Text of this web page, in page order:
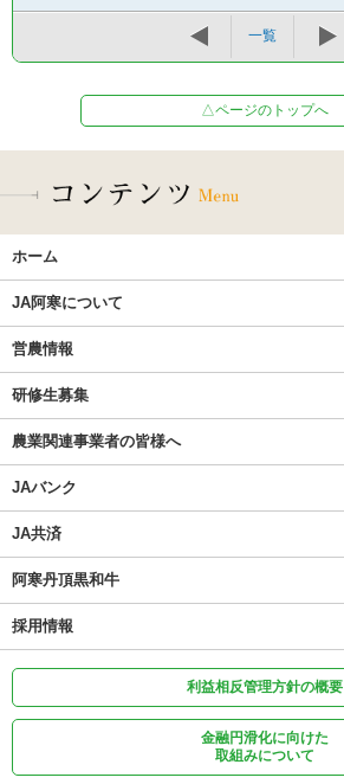
一覧
△ページのトップへ
ホーム
JA阿寒について
営農情報
研修生募集
農業関連事業者の皆様へ
JAバンク
JA共済
阿寒丹頂黒和牛
採用情報
利益相反管理方針の概要
金融円滑化に向けた
取組みについて